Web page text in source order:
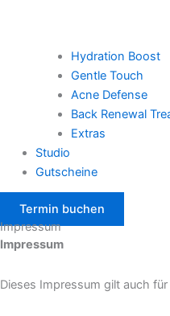
Hydration Boost
Gentle Touch
Acne Defense
Back Renewal
Extras
Studio
Gutscheine
Termin buchen
Impressum
Impressum
Dieses Impressum gilt auch